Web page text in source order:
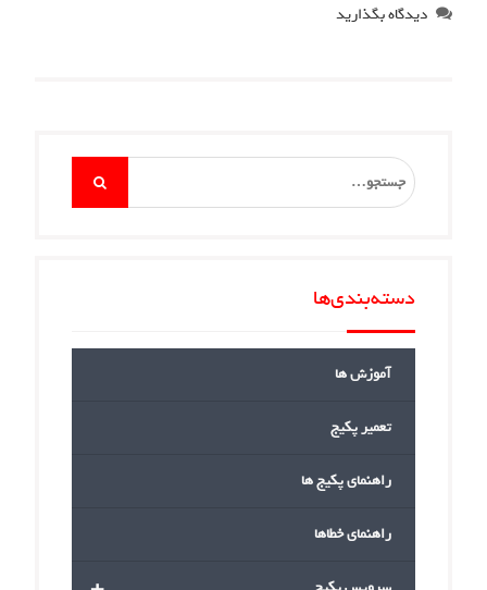
دیدگاه بگذارید
Search
for:
دسته‌بندی‌ها
آموزش ها
تعمیر پکیج
راهنمای پکیج ها
راهنمای خطاها